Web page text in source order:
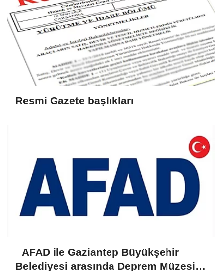
Resmi Gazete başlıkları
AFAD ile Gaziantep Büyükşehir
Belediyesi arasında Deprem Müzesi